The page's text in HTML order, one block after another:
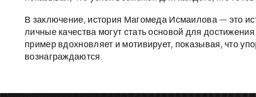
В заключение, история Магомеда Исмаилова — это
личные качества могут стать основой для
пример вдохновляет и мотивирует, показывая, что
вознаграждаются.